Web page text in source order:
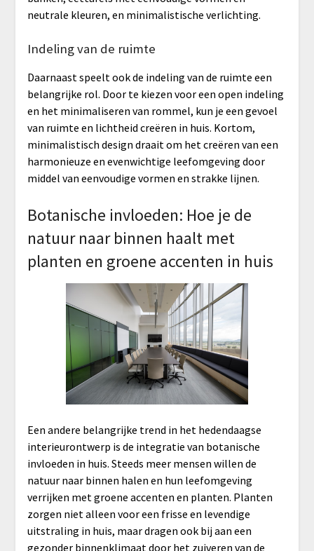
neutrale kleuren, en minimalistische verlichting.
Indeling van de ruimte
Daarnaast speelt ook de indeling van de ruimte een
belangrijke rol. Door te kiezen voor een open indeling
en het minimaliseren van rommel, kun je een gevoel
van ruimte en lichtheid creëren in huis. Kortom,
minimalistisch design draait om het creëren van een
harmonieuze en evenwichtige leefomgeving door
middel van eenvoudige vormen en strakke lijnen.
Botanische invloeden: Hoe je de
natuur naar binnen haalt met
planten en groene accenten in huis
Een andere belangrijke trend in het hedendaagse
interieurontwerp is de integratie van botanische
invloeden in huis. Steeds meer mensen willen de
natuur naar binnen halen en hun leefomgeving
verrijken met groene accenten en planten. Planten
zorgen niet alleen voor een frisse en levendige
uitstraling in huis, maar dragen ook bij aan een
gezonder binnenklimaat door het zuiveren van de